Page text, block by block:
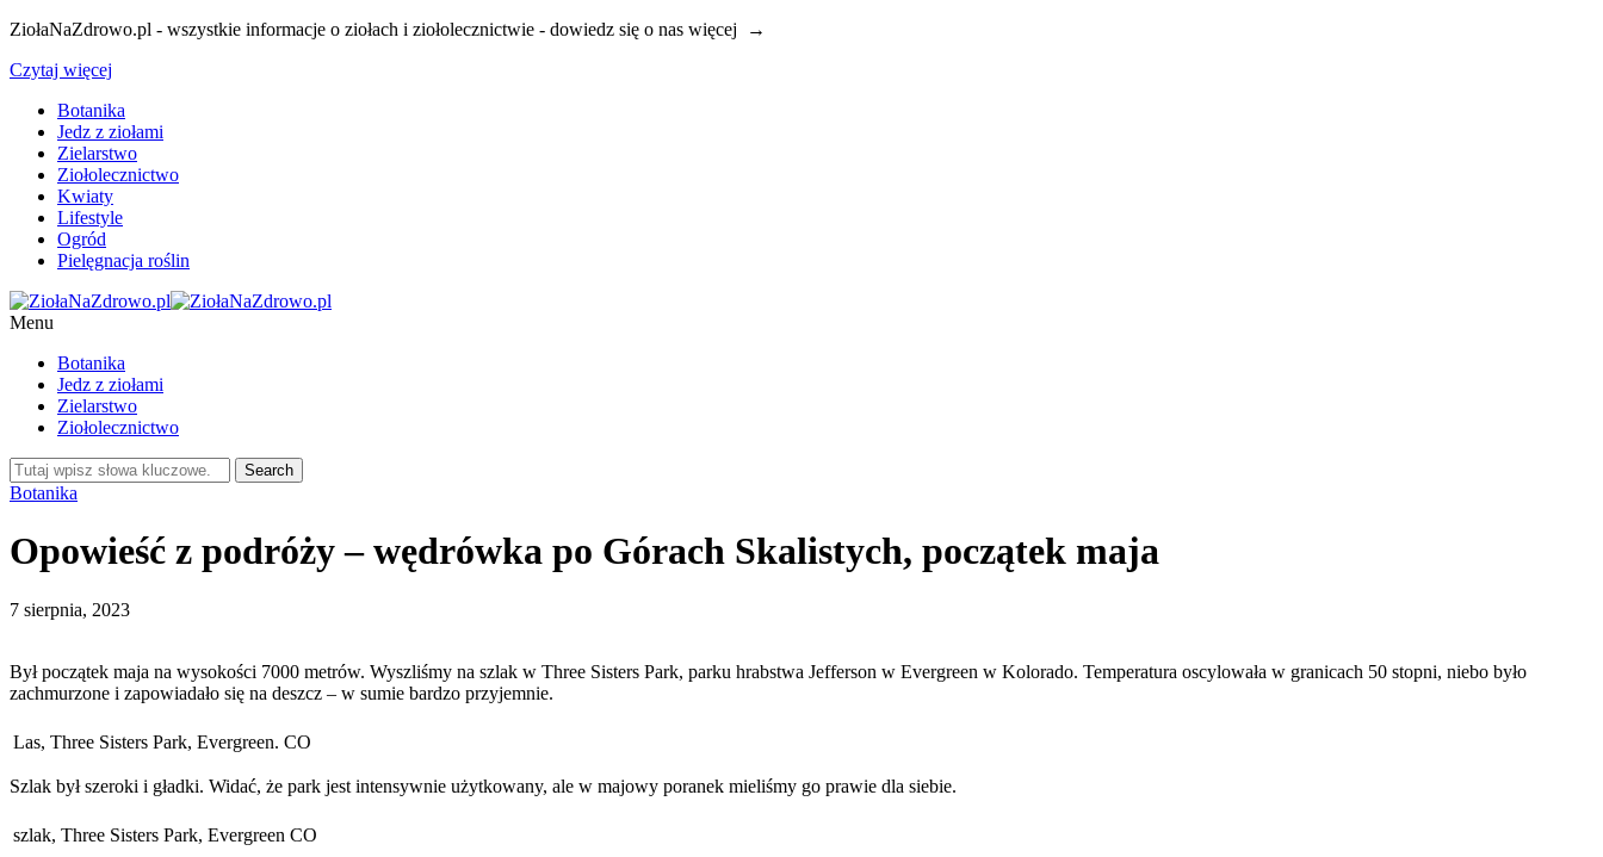
ZiołaNaZdrowo.pl - wszystkie informacje o ziołach i ziołolecznictwie - dowiedz się o nas więcej →
Czytaj więcej
Botanika
Jedz z ziołami
Zielarstwo
Ziołolecznictwo
Kwiaty
Lifestyle
Ogród
Pielęgnacja roślin
Menu
Botanika
Jedz z ziołami
Zielarstwo
Ziołolecznictwo
Botanika
Opowieść z podróży – wędrówka po Górach Skalistych, początek maja
7 sierpnia, 2023
Był początek maja na wysokości 7000 metrów. Wyszliśmy na szlak w Three Sisters Park, parku hrabstwa Jefferson w Evergreen w Kolorado. Temperatura oscylowała w granicach 50 stopni, niebo było
zachmurzone i zapowiadało się na deszcz – w sumie bardzo przyjemnie.
Las, Three Sisters Park, Evergreen. CO
Szlak był szeroki i gładki. Widać, że park jest intensywnie użytkowany, ale w majowy poranek mieliśmy go prawie dla siebie.
szlak, Three Sisters Park, Evergreen CO